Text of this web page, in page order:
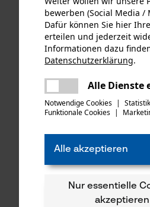
KOX Ersatz-Drehwirbel für
Auslösehaken Typ B
SALE
bewerben (Social Media /
Dafür können Sie hier
erteilen und jederzeit
Informationen dazu
Datenschutzerklärung.
Alle Dienste
Notwendige Cookies |
Funktionale Cookies |
Alle akzeptieren
Nur essentielle
akzeptieren
Es ist ein Fehler
versuchen Sie es
mail